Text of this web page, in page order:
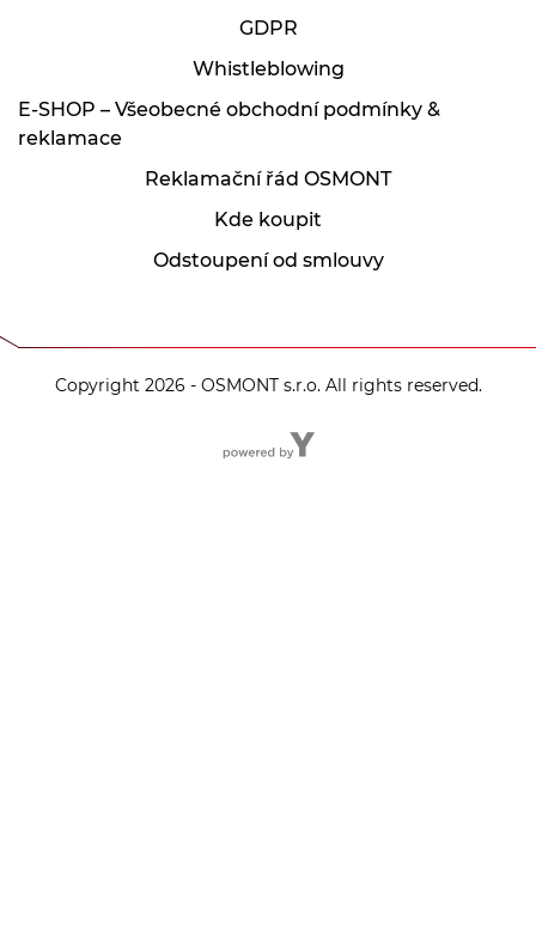
GDPR
Whistleblowing
E-SHOP – Všeobecné obchodní podmínky &
reklamace
Reklamační řád OSMONT
Kde koupit
Odstoupení od smlouvy
Copyright 2026 - OSMONT s.r.o. All rights reserved.